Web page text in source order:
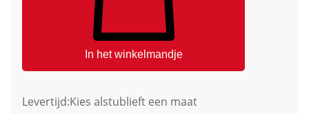
In het winkelmandje
Levertijd:Kies alstublieft een maat